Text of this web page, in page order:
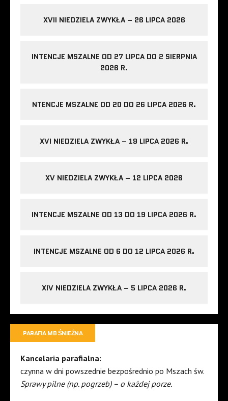
XVII NIEDZIELA ZWYKŁA – 26 LIPCA 2026
INTENCJE MSZALNE OD 27 LIPCA DO 2 SIERPNIA
2026 R.
NTENCJE MSZALNE OD 20 DO 26 LIPCA 2026 R.
XVI NIEDZIELA ZWYKŁA – 19 LIPCA 2026 R.
XV NIEDZIELA ZWYKŁA – 12 LIPCA 2026
INTENCJE MSZALNE OD 13 DO 19 LIPCA 2026 R.
INTENCJE MSZALNE OD 6 DO 12 LIPCA 2026 R.
XIV NIEDZIELA ZWYKŁA – 5 LIPCA 2026 R.
PARAFIA MB ŚNIEŻNA
Kancelaria parafialna:
czynna w dni powszednie bezpośrednio po Mszach św.
Sprawy pilne (np. pogrzeb) – o każdej porze.